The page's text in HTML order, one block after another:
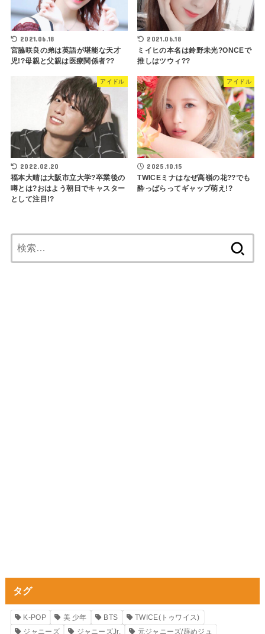
2021.06.18
宮脇咲良の弟は英語が堪能な天才
児!?母親と父親は医療関係者??
2021.06.18
ミイヒの本名は鈴野未光?ONCEで
推しはツウィ??
アイドル
2022.02.20
福本大晴は大阪市立大学?卒業後の
噂とは?おはよう朝日でキャスター
として注目!?
アイドル
2025.10.15
TWICEミナはなぜ高嶺の花??でも
酔っぱらってギャップ萌え!?
索:
タグ
K-POP 美 少年 BTS
TWICE(トゥワイス)
ジャニーズ
ジャニーズJr. 元ジャニーズ/辞めジュ